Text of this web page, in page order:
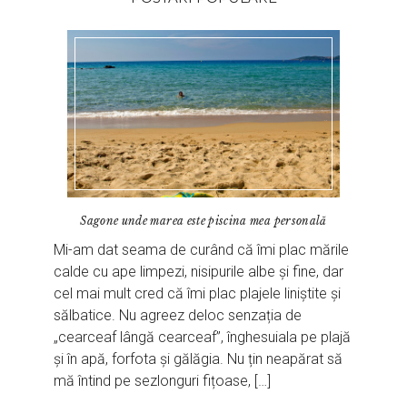
Sagone unde marea este piscina mea personală
Mi-am dat seama de curând că îmi plac mările
calde cu ape limpezi, nisipurile albe și fine, dar
cel mai mult cred că îmi plac plajele liniștite și
sălbatice. Nu agreez deloc senzația de
„cearceaf lângă cearceaf”, înghesuiala pe plajă
și în apă, forfota și gălăgia. Nu țin neapărat să
mă întind pe sezlonguri fițoase, […]